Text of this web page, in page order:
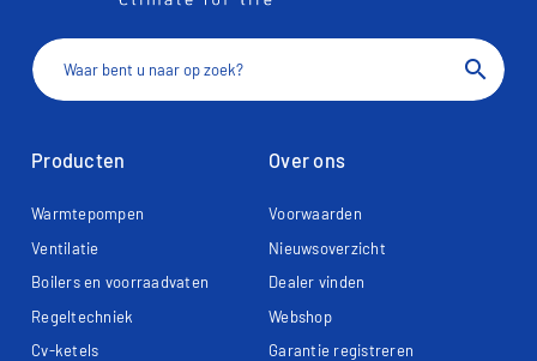
search
Producten
Warmtepompen
Ventilatie
Boilers en voorraadvaten
Regeltechniek
Cv-ketels
Over ons
Voorwaarden
Nieuwsoverzicht
Dealer vinden
Webshop
Garantie registreren